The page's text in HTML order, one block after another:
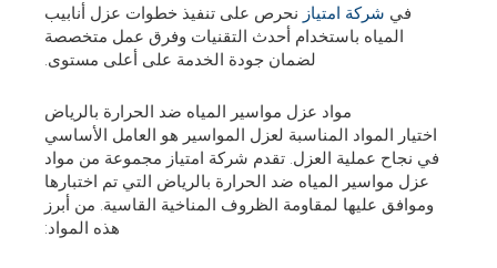
في شركة امتياز نحرص على تنفيذ خطوات عزل أنابيب
المياه باستخدام أحدث التقنيات وفرق عمل متخصصة
لضمان جودة الخدمة على أعلى مستوى.
مواد عزل مواسير المياه ضد الحرارة بالرياض
اختيار المواد المناسبة لعزل المواسير هو العامل الأساسي
في نجاح عملية العزل. تقدم شركة امتياز مجموعة من مواد
عزل مواسير المياه ضد الحرارة بالرياض التي تم اختبارها
وموافق عليها لمقاومة الظروف المناخية القاسية. من أبرز
هذه المواد: